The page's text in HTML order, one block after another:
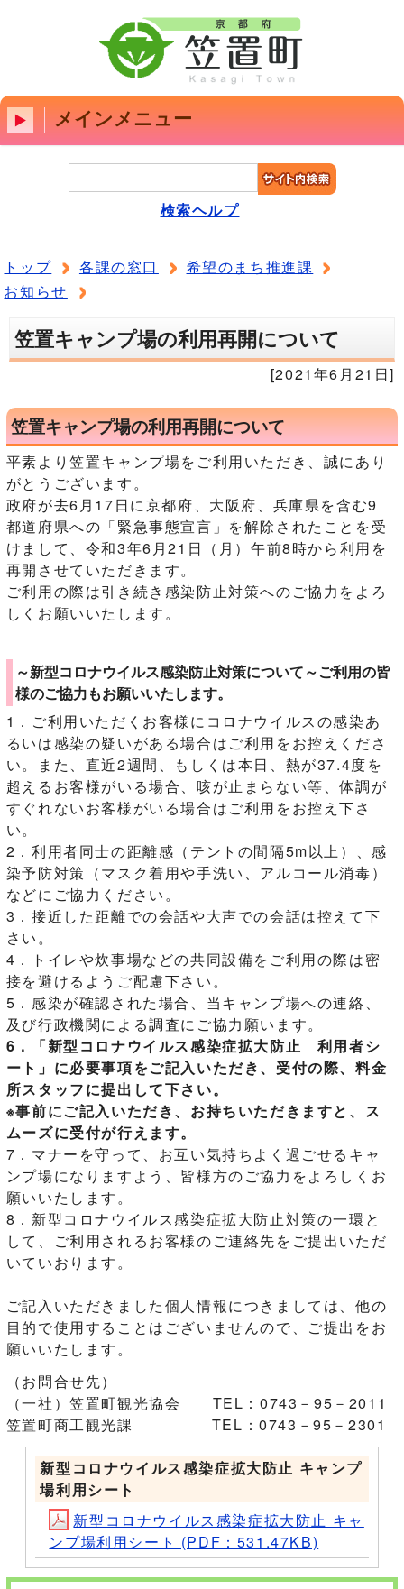
メインメニュー
検索ヘルプ
トップ 各課の窓口
希望のまち推進課
お知らせ
笠置キャンプ場の利用再開について
[2021年6月21日]
笠置キャンプ場の利用再開について
平素より笠置キャンプ場をご利用いただき、誠にあり
がとうございます。
政府が去6月17日に京都府、大阪府、兵庫県を含む9
都道府県への「緊急事態宣言」を解除されたことを受
けまして、令和3年6月21日（月）午前8時から利用を
再開させていただきます。
ご利用の際は引き続き感染防止対策へのご協力をよろ
しくお願いいたします。
～新型コロナウイルス感染防止対策について～ご利用の皆
様のご協力もお願いいたします。
1．ご利用いただくお客様にコロナウイルスの感染あ
るいは感染の疑いがある場合はご利用をお控えくださ
い。また、直近2週間、もしくは本日、熱が37.4度を
超えるお客様がいる場合、咳が止まらない等、体調が
すぐれないお客様がいる場合はご利用をお控え下さ
い。
2．利用者同士の距離感（テントの間隔5m以上）、感
染予防対策（マスク着用や手洗い、アルコール消毒）
などにご協力ください。
3．接近した距離での会話や大声での会話は控えて下
さい。
4．トイレや炊事場などの共同設備をご利用の際は密
接を避けるようご配慮下さい。
5．感染が確認された場合、当キャンプ場への連絡、
及び行政機関による調査にご協力願います。
6．「新型コロナウイルス感染症拡大防止 利用者シ
ート」に必要事項をご記入いただき、受付の際、料金
所スタッフに提出して下さい。
※事前にご記入いただき、お持ちいただきますと、ス
ムーズに受付が行えます。
7．マナーを守って、お互い気持ちよく過ごせるキャ
ンプ場になりますよう、皆様方のご協力をよろしくお
願いいたします。
8．新型コロナウイルス感染症拡大防止対策の一環と
して、ご利用されるお客様のご連絡先をご提出いただ
いていおります。
ご記入いただきました個人情報につきましては、他の
目的で使用することはございませんので、ご提出をお
願いいたします。
（お問合せ先）
（一社）笠置町観光協会 TEL：0743－95－2011
笠置町商工観光課 TEL：0743－95－2301
新型コロナウイルス感染症拡大防止 キャンプ
場利用シート
新型コロナウイルス感染症拡大防止 キャ
ンプ場利用シート (PDF：531.47KB)